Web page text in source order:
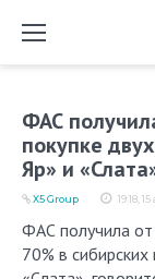
ФАС
покупке
Яр» и
19:18,
X5 Group
ФАС получила от X5 Group ходатайство о приобретении
70% в